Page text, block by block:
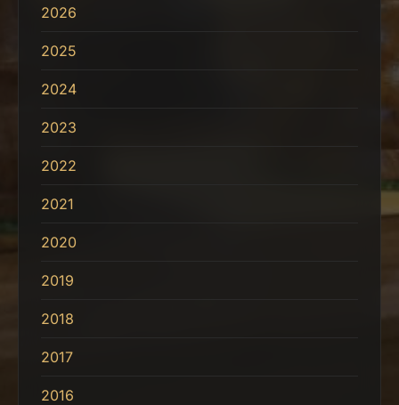
2026
2025
2024
2023
2022
2021
2020
2019
2018
2017
2016